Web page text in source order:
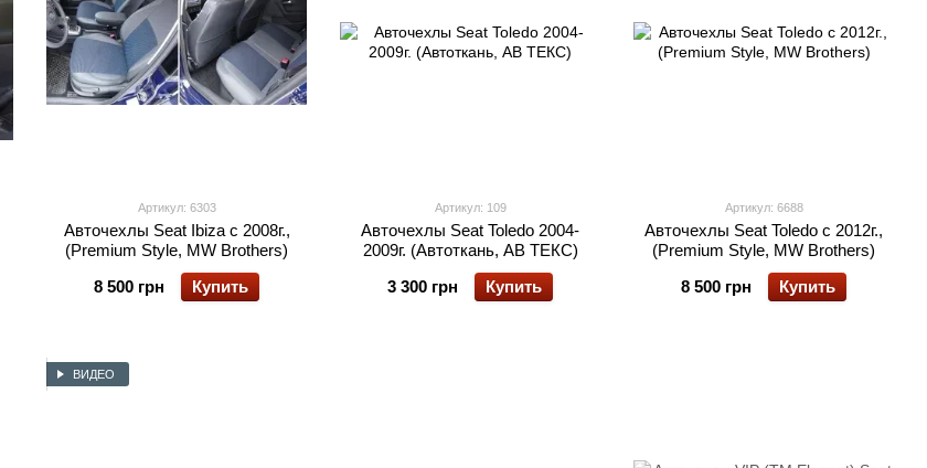
Артикул: 6303
Авточехлы Seat Ibiza с 2008г.,
(Premium Style, MW Brothers)
8 500 грн
Купить
Артикул: 109
Авточехлы Seat Toledo 2004-
2009г. (Автоткань, АВ ТЕКС)
3 300 грн
Купить
Артикул: 6688
Авточехлы Seat Toledo с 2012г.,
(Premium Style, MW Brothers)
8 500 грн
Купить
ВИДЕО